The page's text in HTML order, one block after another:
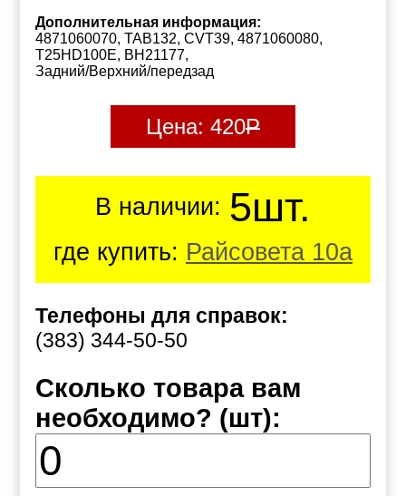
Дополнительная информация:
4871060070, TAB132, CVT39, 4871060080,
T25HD100E, BH21177,
Задний/Верхний/передзад
Цена: 420Р
В наличии: 5шт.
где купить: Райсовета 10а
Телефоны для справок:
(383) 344-50-50
Сколько товара вам
необходимо? (шт):